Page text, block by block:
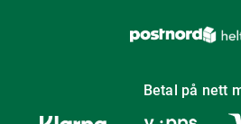
Betal på nett